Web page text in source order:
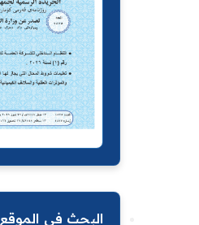
البحث في الموقع